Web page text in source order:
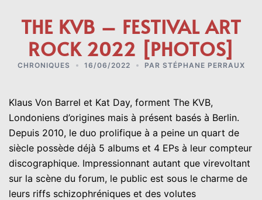
THE KVB – FESTIVAL ART
ROCK 2022 [PHOTOS]
CHRONIQUES 16/06/2022 PAR STÉPHANE PERRAUX
Klaus Von Barrel et Kat Day, forment The KVB,
Londoniens d’origines mais à présent basés à Berlin.
Depuis 2010, le duo prolifique à a peine un quart de
siècle possède déjà 5 albums et 4 EPs à leur compteur
discographique. Impressionnant autant que virevoltant
sur la scène du forum, le public est sous le charme de
leurs riffs schizophréniques et des volutes